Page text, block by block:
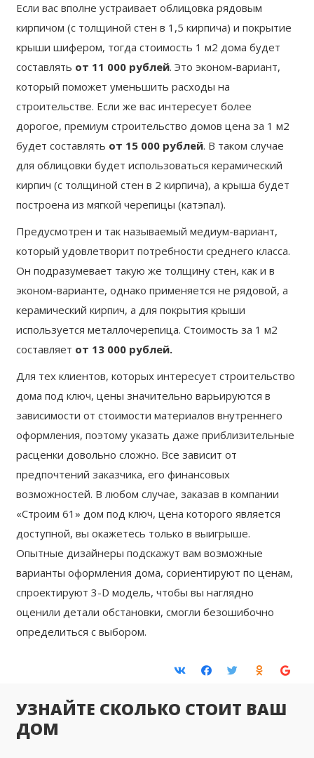
Если вас вполне устраивает облицовка рядовым
кирпичом (с толщиной стен в 1,5 кирпича) и покрытие
крыши шифером, тогда стоимость 1 м2 дома будет
составлять от 11 000 рублей. Это эконом-вариант,
который поможет уменьшить расходы на
строительстве. Если же вас интересует более
дорогое, премиум строительство домов цена за 1 м2
будет составлять от 15 000 рублей. В таком случае
для облицовки будет использоваться керамический
кирпич (с толщиной стен в 2 кирпича), а крыша будет
построена из мягкой черепицы (катэпал).
Предусмотрен и так называемый медиум-вариант,
который удовлетворит потребности среднего класса.
Он подразумевает такую же толщину стен, как и в
эконом-варианте, однако применяется не рядовой, а
керамический кирпич, а для покрытия крыши
используется металлочерепица. Стоимость за 1 м2
составляет от 13 000 рублей.
Для тех клиентов, которых интересует строительство
дома под ключ, цены значительно варьируются в
зависимости от стоимости материалов внутреннего
оформления, поэтому указать даже приблизительные
расценки довольно сложно. Все зависит от
предпочтений заказчика, его финансовых
возможностей. В любом случае, заказав в компании
«Строим 61» дом под ключ, цена которого является
доступной, вы окажетесь только в выигрыше.
Опытные дизайнеры подскажут вам возможные
варианты оформления дома, сориентируют по ценам,
спроектируют 3-D модель, чтобы вы наглядно
оценили детали обстановки, смогли безошибочно
определиться с выбором.
УЗНАЙТЕ СКОЛЬКО СТОИТ ВАШ
ДОМ